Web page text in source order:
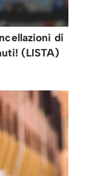
di
(LISTA)